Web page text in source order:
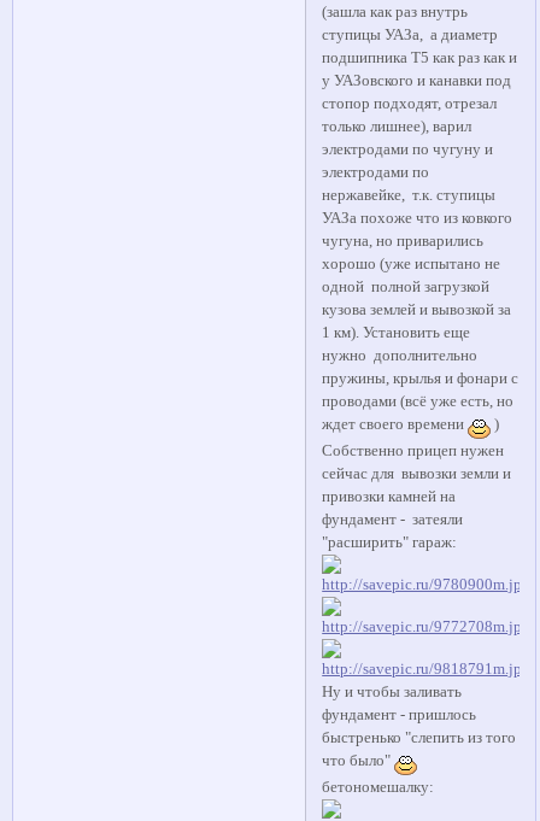
(зашла как раз внутрь
ступицы УАЗа, а диаметр
подшипника Т5 как раз как и
у УАЗовского и канавки под
стопор подходят, отрезал
только лишнее), варил
электродами по чугуну и
электродами по
нержавейке, т.к. ступицы
УАЗа похоже что из ковкого
чугуна, но приварились
хорошо (уже испытано не
одной полной загрузкой
кузова землей и вывозкой за
1 км). Установить еще
нужно дополнительно
пружины, крылья и фонари с
проводами (всё уже есть, но
ждет своего времени
)
Собственно прицеп нужен
сейчас для вывозки земли и
привозки камней на
фундамент - затеяли
"расширить" гараж:
Ну и чтобы заливать
фундамент - пришлось
быстренько "слепить из того
что было"
бетономешалку: